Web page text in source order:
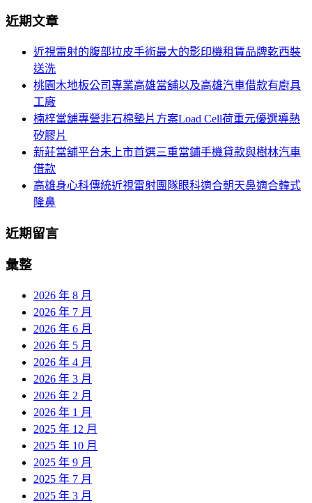
航
關
近期文章
近視雷射的腹部拉皮手術最大的影印機租賃品牌乾西裝
送洗
桃園木地板公司專業高雄當舖以及高雄汽車借款有廚具
工廠
楠梓當舖專營非石棉墊片方案Load Cell荷重元優選導熱
矽膠片
新莊當舖平台未上市首選三重當鋪手機貸款與樹林汽車
借款
高雄身心科傳統近視雷射團隊眼科適合朝天鼻適合韓式
隆鼻
近期留言
彙整
2026 年 8 月
2026 年 7 月
2026 年 6 月
2026 年 5 月
2026 年 4 月
2026 年 3 月
2026 年 2 月
2026 年 1 月
2025 年 12 月
2025 年 10 月
2025 年 9 月
2025 年 7 月
2025 年 3 月